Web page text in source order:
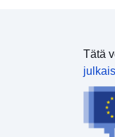
Tätä